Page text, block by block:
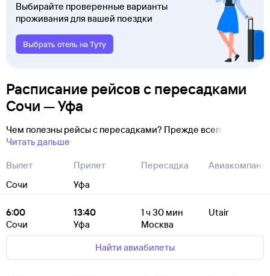
Выбирайте проверенные варианты
проживания для вашей поездки
Выбрать отель на Туту
Расписание рейсов с пересадками
Сочи — Уфа
Чем полезны рейсы с пересадками? Прежде всего
Читать дальше
Вылет
Сочи
Прилет
Уфа
Пересадка
6:00
Сочи
13:40
Уфа
1ч 30 мин
Москва
Utair
Найти авиабилеты